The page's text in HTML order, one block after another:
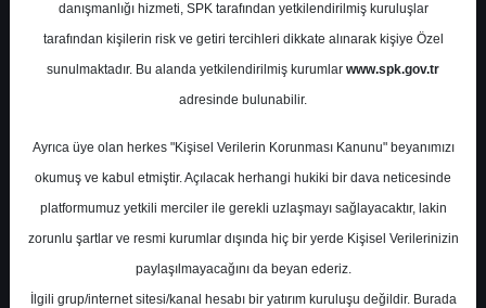
Bankacılık Verileri (Mart)
Garanti BBVA 07 Mayıs 2024
danışmanlığı hizmeti, SPK tarafından yetkilendirilmiş kuruluşlar
tarafından kişilerin risk ve getiri tercihleri dikkate alınarak kişiye Özel
sunulmaktadır. Bu alanda yetkilendirilmiş kurumlar www.spk.gov.tr
adresinde bulunabilir.
Ayrıca üye olan herkes "Kişisel Verilerin Korunması Kanunu" beyanımızı
okumuş ve kabul etmiştir. Açılacak herhangi hukiki bir dava neticesinde
platformumuz yetkili merciler ile gerekli uzlaşmayı sağlayacaktır, lakin
zorunlu şartlar ve resmi kurumlar dışında hiç bir yerde Kişisel Verilerinizin
paylaşılmayacağını da beyan ederiz.
İlgili grup/internet sitesi/kanal hesabı bir yatırım kuruluşu değildir. Burada